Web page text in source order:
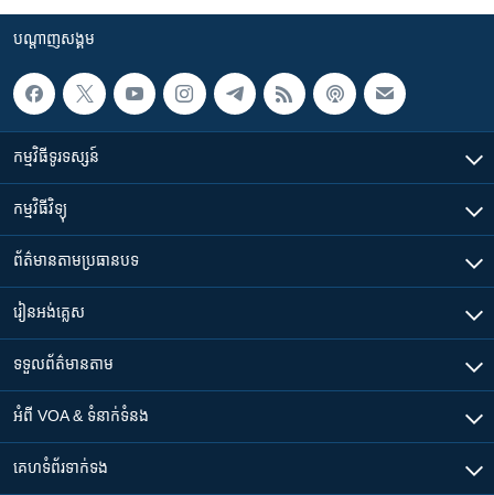
បណ្តាញ​សង្គម
កម្មវិធី​ទូរទស្សន៍
កម្មវិធី​វិទ្យុ
ព័ត៌មាន​តាមប្រធានបទ​
រៀន​​អង់គ្លេស
ទទួល​ព័ត៌មាន​តាម
អំពី​ VOA & ទំនាក់ទំនង
គេហទំព័រ​​ទាក់ទង